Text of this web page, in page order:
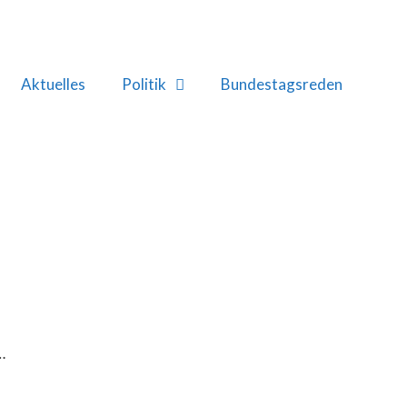
Aktuelles Politik Bundestagsreden